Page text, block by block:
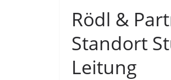
Rödl &
Standort
Leitung